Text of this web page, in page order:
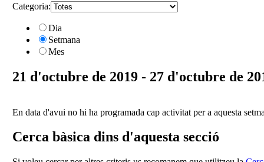
Categoria:
Dia
Setmana
Mes
21 d'octubre de 2019 - 27 d'octubre de
En data d'avui no hi ha programada cap activitat per a aquesta
Cerca bàsica dins d'aquesta secció